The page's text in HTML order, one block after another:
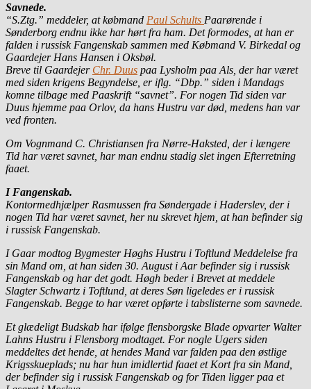
Savnede.
“S.Ztg.” meddeler, at købmand Paul Schults Paarørende i
Sønderborg endnu ikke har hørt fra ham. Det formodes, at han er
falden i russisk Fangenskab sammen med Købmand V. Birkedal og
Gaardejer Hans Hansen i Oksbøl.
Breve til Gaardejer Chr. Duus paa Lysholm paa Als, der har været
med siden krigens Begyndelse, er iflg. “Dbp.” siden i Mandags
komne tilbage med Paaskrift “savnet”. For nogen Tid siden var
Duus hjemme paa Orlov, da hans Hustru var død, medens han var
ved fronten.
Om Vognmand C. Christiansen fra Nørre-Haksted, der i længere
Tid har været savnet, har man endnu stadig slet ingen Efterretning
faaet.
I Fangenskab.
Kontormedhjælper Rasmussen fra Søndergade i Haderslev, der i
nogen Tid har været savnet, her nu skrevet hjem, at han befinder sig
i russisk Fangenskab.
I Gaar modtog Bygmester Høghs Hustru i Toftlund Meddelelse fra
sin Mand om, at han siden 30. August i Aar befinder sig i russisk
Fangenskab og har det godt. Høgh beder i Brevet at meddele
Slagter Schwartz i Toftlund, at deres Søn ligeledes er i russisk
Fangenskab. Begge to har været opførte i tabslisterne som savnede.
Et glædeligt Budskab har ifølge flensborgske Blade opvarter Walter
Lahns Hustru i Flensborg modtaget. For nogle Ugers siden
meddeltes det hende, at hendes Mand var falden paa den østlige
Krigsskueplads; nu har hun imidlertid faaet et Kort fra sin Mand,
der befinder sig i russisk Fangenskab og for Tiden ligger paa et